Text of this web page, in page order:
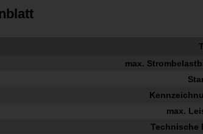
max.
max.
Technische